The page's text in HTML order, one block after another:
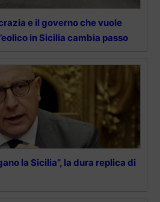
e il governo che vuole
in Sicilia cambia passo
la Sicilia”, la dura replica di